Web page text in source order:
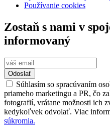
Používanie cookies
Zostaň s nami v
informovaný
Odoslať
Súhlasím so spracúvaním
priameho marketingu a PR, čo
fotografií, vrátane možnosti ich
kedykoľvek odvolať. Viac
súkromia.